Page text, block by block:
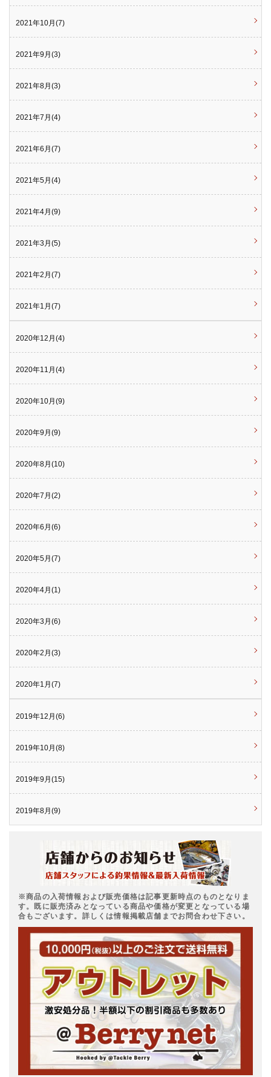
2021年10月(7)
2021年9月(3)
2021年8月(3)
2021年7月(4)
2021年6月(7)
2021年5月(4)
2021年4月(9)
2021年3月(5)
2021年2月(7)
2021年1月(7)
2020年12月(4)
2020年11月(4)
2020年10月(9)
2020年9月(9)
2020年8月(10)
2020年7月(2)
2020年6月(6)
2020年5月(7)
2020年4月(1)
2020年3月(6)
2020年2月(3)
2020年1月(7)
2019年12月(6)
2019年10月(8)
2019年9月(15)
2019年8月(9)
※商品の入荷情報および販売価格は記事更新時点のものとなりま
す。既に販売済みとなっている商品や価格が変更となっている場
合もございます。詳しくは情報掲載店舗までお問合わせ下さい。